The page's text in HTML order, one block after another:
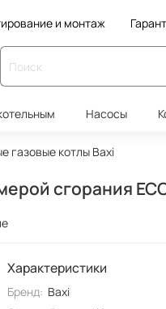
и монтаж
Насосы
газовые котлы Baxi
сгорания
Характеристики
Бренд: Baxi